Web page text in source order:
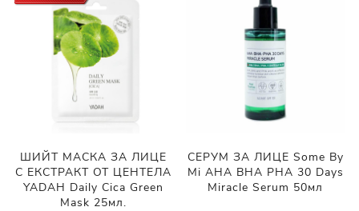
ШИЙТ МАСКА ЗА ЛИЦЕ
С ЕКСТРАКТ ОТ ЦЕНТЕЛА
YADAH Daily Cica Green
Mask 25мл.
СЕРУМ ЗА ЛИЦЕ Some By
Mi AHA BHA PHA 30 Days
Miracle Serum 50мл